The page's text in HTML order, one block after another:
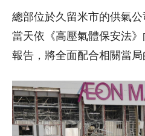
總部位於久留米市的供氣公
當天依《高壓氣體保安法
報告，將全面配合相關當局